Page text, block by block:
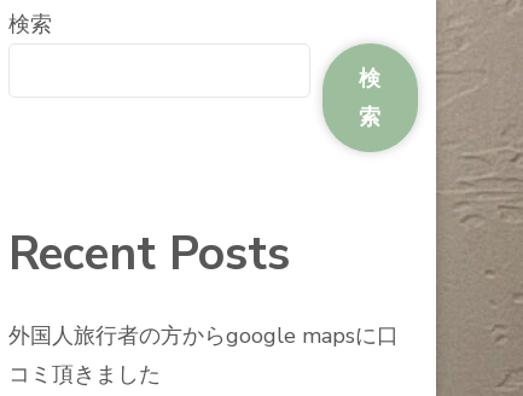
検索
検
索
Recent Posts
外国人旅行者の方からgoogle mapsに口
コミ頂きました